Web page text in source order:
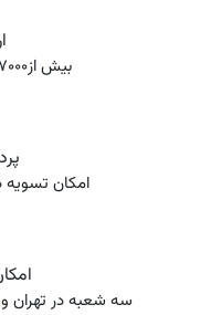
بیش از7000سفارش درسراسر ایران
امکان
سه شعبه در تهران